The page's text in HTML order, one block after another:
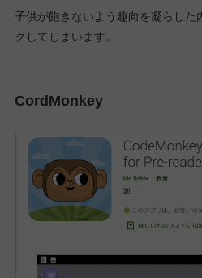
子供が飽きないよう趣向を凝らした
クしてしまいます。
CordMonkey